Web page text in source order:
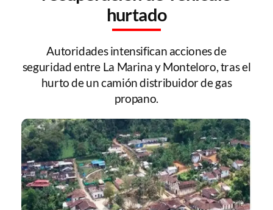
hurtado
Autoridades intensifican acciones de
seguridad entre La Marina y Monteloro, tras el
hurto de un camión distribuidor de gas
propano.